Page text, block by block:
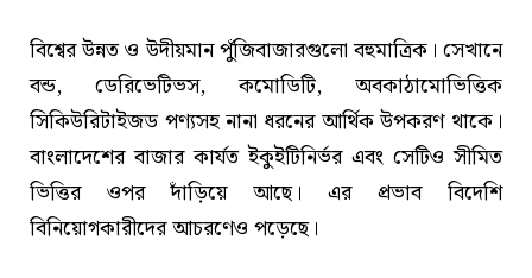
বিশ্বের উন্নত ও উদীয়মান পুঁজিবাজারগুলো বহুমাত্রিক। সেখানে
বন্ড, ডেরিভেটিভস, কমোডিটি, অবকাঠামোভিত্তিক
সিকিউরিটাইজড পণ্যসহ নানা ধরনের আর্থিক উপকরণ থাকে।
বাংলাদেশের বাজার কার্যত ইকুইটিনির্ভর এবং সেটিও সীমিত
ভিত্তির ওপর দাঁড়িয়ে আছে। এর প্রভাব বিদেশি
বিনিয়োগকারীদের আচরণেও পড়েছে।